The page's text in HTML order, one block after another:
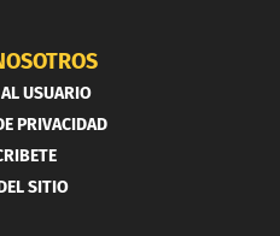
USUARIO
PRIVACIDAD
SITIO